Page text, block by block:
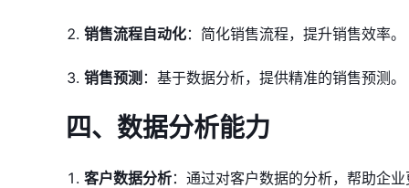
销售流程自动化：简化销售流程，提升销售效率。
销售预测 ：基于数据分析，提供精准的销售预测。
四、数据分析能力
客户数据分析：通过对客户数据的分析，帮助企